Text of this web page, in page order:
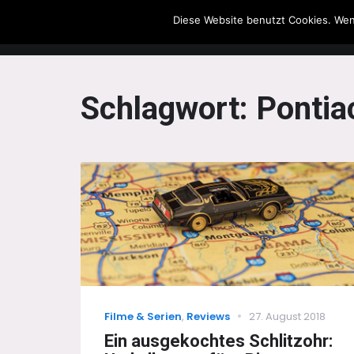
The Howling Men
Schlagwort:
Categories
Filme & Serien, Reviews
Posted
27. August 2018
Ein ausgekochtes Schlitzohr:
Diese Website benutzt Cookies.